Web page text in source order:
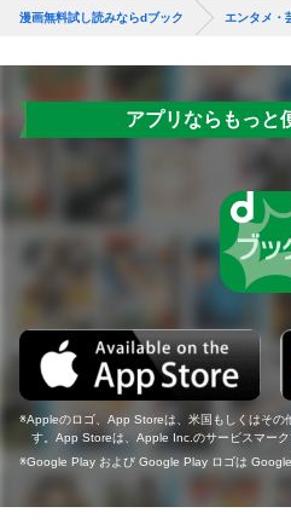
漫画無料試し読みならdブック エンタメ・
アプリならもっと
Appleのロゴ、App Storeは、米国もしくはそ
す。App Storeは、Apple Inc.のサービスマーク
Google Play および Google Play ロゴは Google